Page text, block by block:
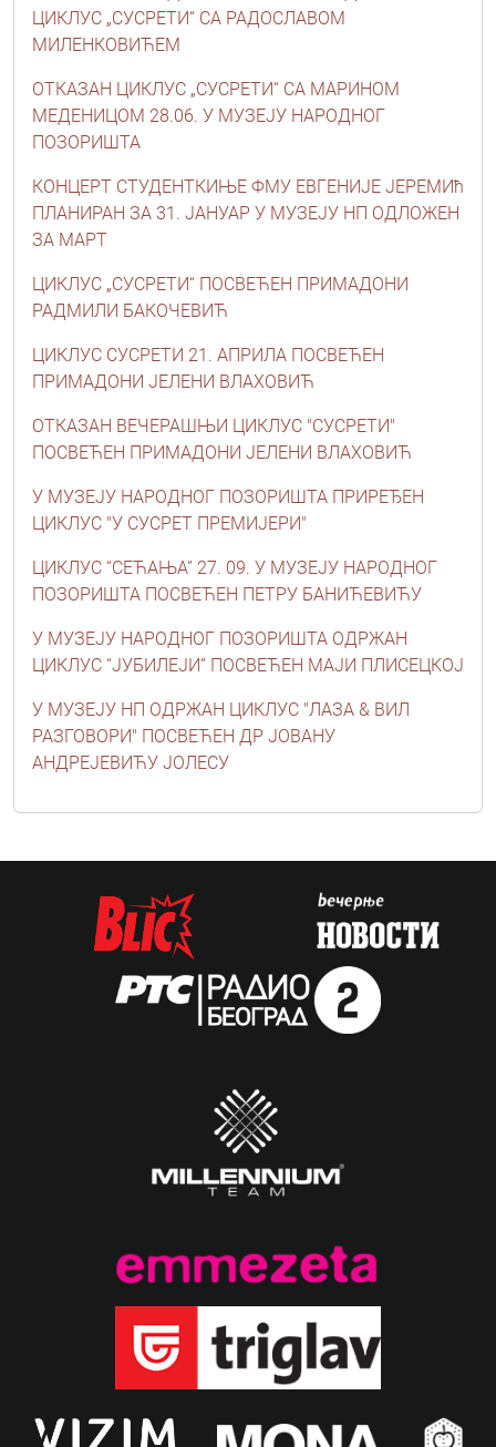
ЦИКЛУС „СУСРЕТИ“ СА РАДОСЛАВОМ
МИЛЕНКОВИЋЕМ
ОТКАЗАН ЦИКЛУС „СУСРЕТИ“ СА МАРИНОМ
МЕДЕНИЦОМ 28.06. У МУЗЕЈУ НАРОДНОГ
ПОЗОРИШТА
КОНЦЕРТ СТУДЕНТКИЊЕ ФМУ ЕВГЕНИЈЕ ЈЕРЕМИћ
ПЛАНИРАН ЗА 31. ЈАНУАР У МУЗЕЈУ НП ОДЛОЖЕН
ЗА МАРТ
ЦИКЛУС „СУСРЕТИ“ ПОСВЕЋЕН ПРИМАДОНИ
РАДМИЛИ БАКОЧЕВИЋ
ЦИКЛУС СУСРЕТИ 21. АПРИЛА ПОСВЕЋЕН
ПРИМАДОНИ ЈЕЛЕНИ ВЛАХОВИЋ
ОТКАЗАН ВЕЧЕРАШЊИ ЦИКЛУС "СУСРЕТИ"
ПОСВЕЋЕН ПРИМАДОНИ ЈЕЛЕНИ ВЛАХОВИЋ
У МУЗЕЈУ НАРОДНОГ ПОЗОРИШТА ПРИРЕЂЕН
ЦИКЛУС "У СУСРЕТ ПРЕМИЈЕРИ"
ЦИКЛУС “СЕЋАЊА” 27. 09. У МУЗЕЈУ НАРОДНОГ
ПОЗОРИШТА ПОСВЕЋЕН ПЕТРУ БАНИЋЕВИЋУ
У МУЗЕЈУ НАРОДНОГ ПОЗОРИШТА ОДРЖАН
ЦИКЛУС “ЈУБИЛЕЈИ” ПОСВЕЋЕН МАЈИ ПЛИСЕЦКОЈ
У МУЗЕЈУ НП ОДРЖАН ЦИКЛУС "ЛАЗА & ВИЛ
РАЗГОВОРИ" ПОСВЕЋЕН ДР ЈОВАНУ
АНДРЕЈЕВИЋУ ЈОЛЕСУ